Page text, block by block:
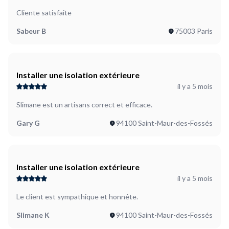
Cliente satisfaite
Sabeur B 75003 Paris
Installer une isolation extérieure
il y a 5 mois
Slimane est un artisans correct et efficace.
Gary G 94100 Saint-Maur-des-Fossés
Installer une isolation extérieure
il y a 5 mois
Le client est sympathique et honnête.
Slimane K 94100 Saint-Maur-des-Fossés